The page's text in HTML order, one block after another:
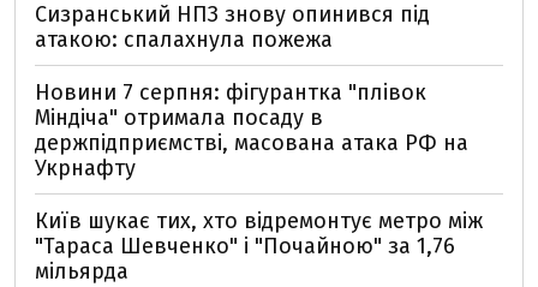
Сизранський НПЗ знову опинився під
атакою: спалахнула пожежа
Новини 7 серпня: фігурантка "плівок
Міндіча" отримала посаду в
держпідприємстві, масована атака РФ на
Укрнафту
Київ шукає тих, хто відремонтує метро між
"Тараса Шевченко" і "Почайною" за 1,76
мільярда